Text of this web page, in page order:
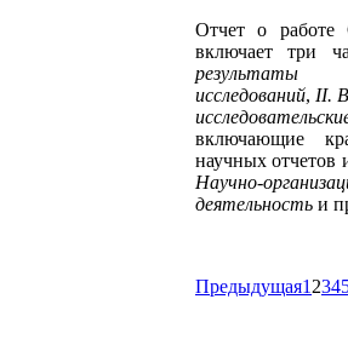
Отчет о
включает три
результаты
исследований, II.
включающие
научных отчетов
Научно-
деятельность и
Предыдущая1 234